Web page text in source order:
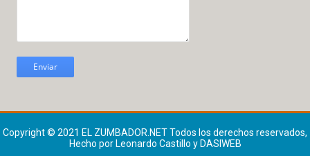
Copyright © 2021 EL ZUMBADOR.NETTodos los derechos reservados,
Hecho por Leonardo Castillo y DASIWEB